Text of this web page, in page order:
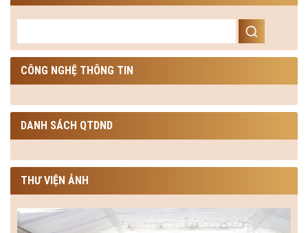
CÔNG NGHỆ THÔNG TIN
DANH SÁCH QTDND
THƯ VIỆN ẢNH